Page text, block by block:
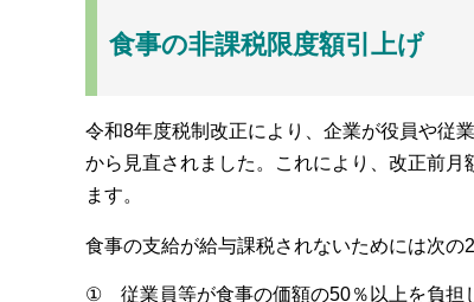
食事の非課税限度額引上げ
令和8年度税制改正により、企業が役員や従
から見直されました。これにより、改正前
ます。
食事の支給が給与課税されないためには次の
①
従業員等が食事の価額の50％以上を負担